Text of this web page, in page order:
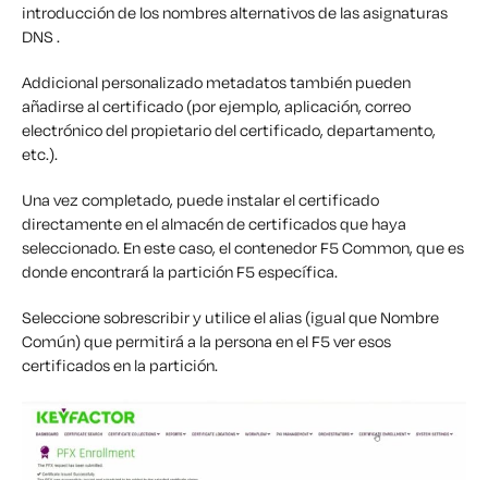
introducción de los nombres alternativos de las asignaturas
DNS .
Addicional personalizado metadatostambién pueden
añadirse al certificado (por ejemplo, aplicación, correo
electrónico del propietario del certificado, departamento,
etc.).
Una vez completado, puede instalar el certificado
directamente en el almacén de certificados que haya
seleccionado. En este caso, el contenedor F5 Common, que es
donde encontrará la partición F5 específica.
Seleccione sobrescribir y utilice el alias (igual que Nombre
Común) que permitirá a la persona en el F5 ver esos
certificados en la partición.